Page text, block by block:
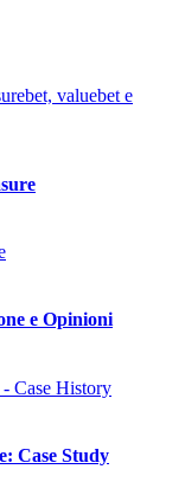
e Opinioni
Case Study